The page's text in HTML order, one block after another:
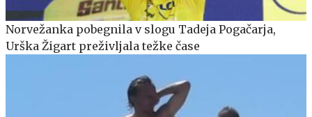
Norvežanka pobegnila v slogu Tadeja Pogačarja,
Urška Žigart preživljala težke čase